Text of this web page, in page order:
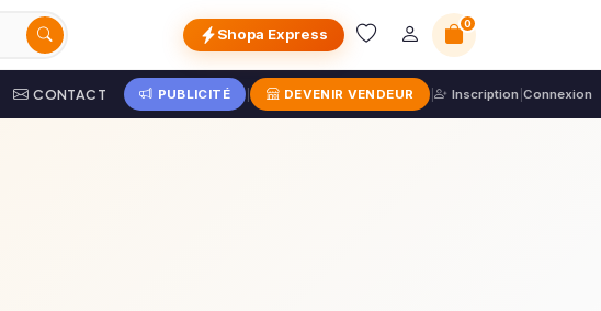
Shopa Express
0
CONTACT PUBLICITÉ | DEVENIR VENDEUR | Inscription Connexion